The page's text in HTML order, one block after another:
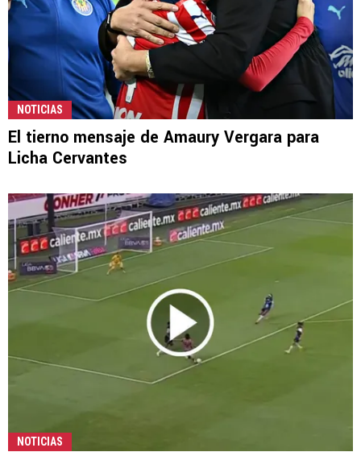
NOTICIAS
El tierno mensaje de Amaury Vergara para
Licha Cervantes
NOTICIAS